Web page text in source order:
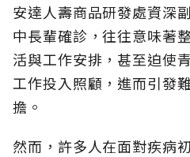
安達人壽商品研發處資深
中長輩確診，往往意味著
活與工作安排，甚至迫使
工作投入照顧，進而引發
擔。
然而，許多人在面對疾病